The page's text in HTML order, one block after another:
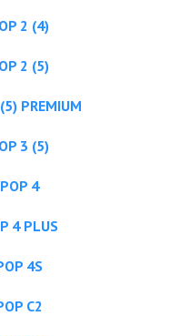
2 (4)
2 (5)
PREMIUM
3 (5)
4
4 PLUS
4S
C2